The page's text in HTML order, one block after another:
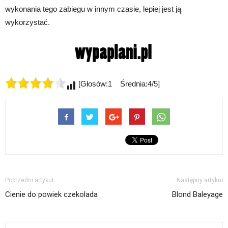
wykonania tego zabiegu w innym czasie, lepiej jest ją
wykorzystać.
[Głosów:1 Średnia:4/5]
Poprzedni artykuł
Cienie do powiek czekolada
Następny artykuł
Blond Baleyage